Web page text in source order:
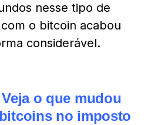
nesse tipo de
o bitcoin acabou
considerável.
Veja o que mudou
no imposto